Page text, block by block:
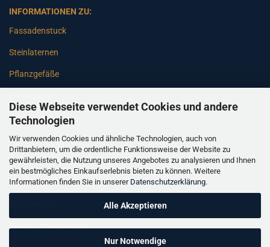
Diese Webseite verwendet Cookies und andere
Technologien
Wir verwenden Cookies und ähnliche Technologien, auch von
Drittanbietern, um die ordentliche Funktionsweise der Website zu
gewährleisten, die Nutzung unseres Angebotes zu analysieren und Ihnen
ein bestmögliches Einkaufserlebnis bieten zu können. Weitere
Informationen finden Sie in unserer Datenschutzerklärung.
Alle Akzeptieren
Nur Notwendige
INFORMATIONEN ZU:
Fassadenstuck
Steinlaternen
Pflanzgefäße
Gartenbänke
Pfeiler
Gartenbrunnen
Gartenfiguren